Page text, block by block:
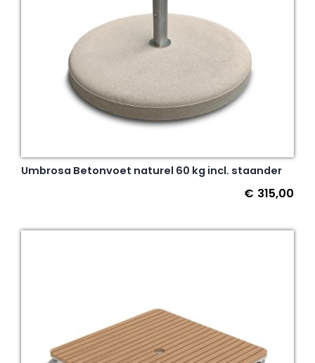
Umbrosa Betonvoet naturel 60 kg incl. staander
€ 315,00